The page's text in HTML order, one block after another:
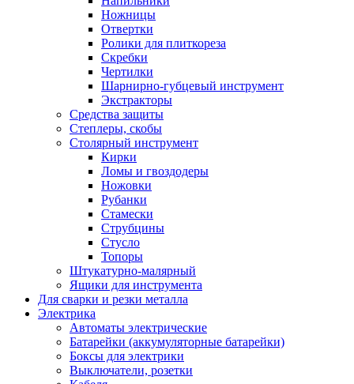
Ножницы
Отвертки
Ролики для плиткореза
Скребки
Чертилки
Шарнирно-губцевый инструмент
Экстракторы
Средства защиты
Степлеры, скобы
Столярный инструмент
Кирки
Ломы и гвоздодеры
Ножовки
Рубанки
Стамески
Струбцины
Стусло
Топоры
Штукатурно-малярный
Ящики для инструмента
Для сварки и резки металла
Электрика
Автоматы электрические
Батарейки (аккумуляторные батарейки)
Боксы для электрики
Выключатели, розетки